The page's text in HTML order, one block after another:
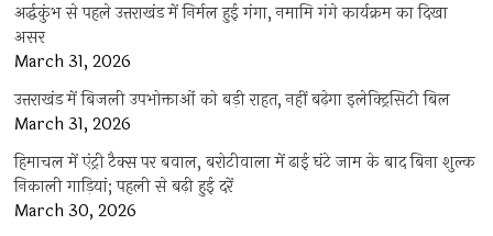
अर्द्धकुंभ से पहले उत्तराखंड में निर्मल हुई गंगा, नमामि गंगे कार्यक्रम का दिखा
असर
March 31, 2026
उत्तराखंड में बिजली उपभोक्ताओं को बड़ी राहत, नहीं बढ़ेगा इलेक्ट्रिसिटी बिल
March 31, 2026
हिमाचल में एंट्री टैक्स पर बवाल, बरोटीवाला में ढाई घंटे जाम के बाद बिना शुल्क
निकाली गाड़ियां; पहली से बढ़ी हुई दरें
March 30, 2026